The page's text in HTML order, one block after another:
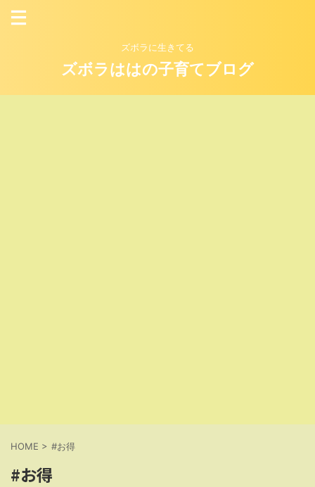
ズボラに生きてる
ズボラははの子育てブログ
HOME > #お得
#お得